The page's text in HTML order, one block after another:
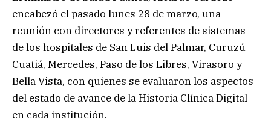
encabezó el pasado lunes 28 de marzo, una
reunión con directores y referentes de sistemas
de los hospitales de San Luis del Palmar, Curuzú
Cuatiá, Mercedes, Paso de los Libres, Virasoro y
Bella Vista, con quienes se evaluaron los aspectos
del estado de avance de la Historia Clínica Digital
en cada institución.